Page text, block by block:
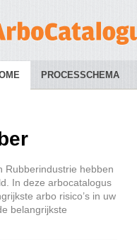
PROCESSCHEMA
Rubberindustrie hebben
In deze arbocatalogus
arbo risico’s in uw
belangrijkste